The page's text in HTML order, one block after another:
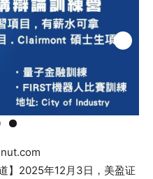
】2025年12月3日，美盈证